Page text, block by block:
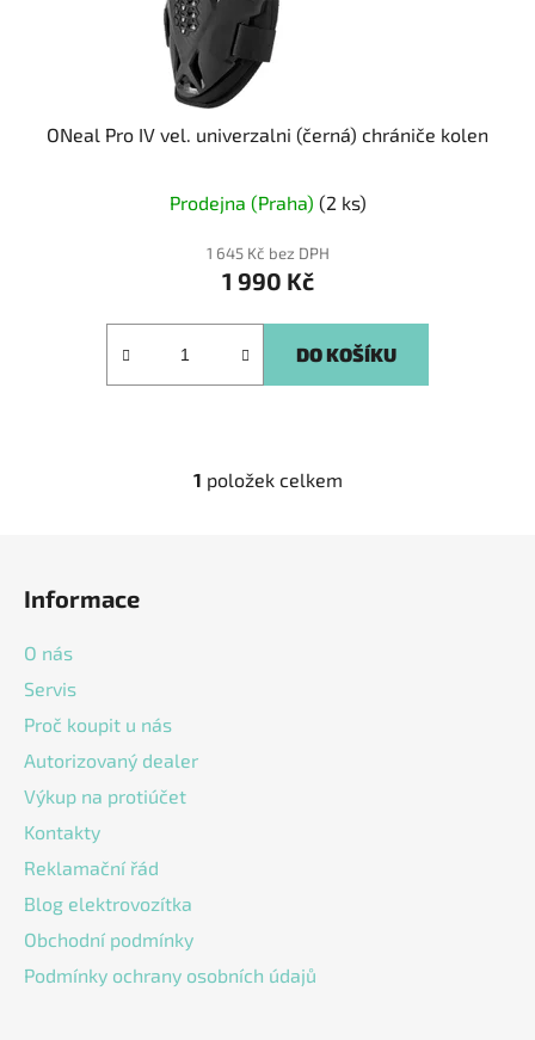
ONeal Pro IV vel. univerzalni (černá) chrániče kolen
Prodejna (Praha) (2 ks)
1 645 Kč bez DPH
1 990 Kč
DO KOŠÍKU
O
u
1 položek celkem
Informace
O nás
Servis
Proč koupit u nás
Autorizovaný dealer
Výkup na protiúčet
Kontakty
Reklamační řád
Blog elektrovozítka
Obchodní podmínky
Podmínky ochrany osobních údajů